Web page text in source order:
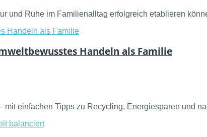
und Ruhe im Familienalltag erfolgreich etablieren
Handeln als Familie
einfachen Tipps zu Recycling, Energiesparen und